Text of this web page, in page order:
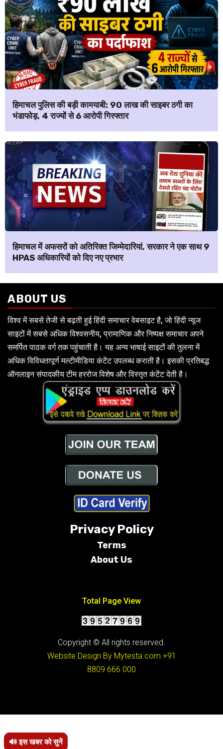
हिमाचल पुलिस की बड़ी कामयाबी: ₹90 लाख की साइबर ठगी का
भंडाफोड़, 4 राज्यों से 6 आरोपी गिरफ्तार
हिमाचल में अफसरों को अतिरिक्त जिम्मेदारियां, सरकार ने एक साथ 9
HPAS अधिकारियों को दिए नए प्रभार
ABOUT US
विश्व में सबसे तेजी से बढ़ती हुई हिंदी समाचार वेबसाइट है, जो हिंदी न्यूज
साइटों में सबसे अधिक विश्वसनीय, प्रामाणिक और निष्पक्ष समाचार अपने
समर्पित पाठक वर्ग तक पहुंचाती है। यह अन्य भाषाई साइटों की तुलना में
अधिक विविधतापूर्ण मल्टीमीडिया कंटेंट उपलब्ध कराती है। इसकी प्रतिबद्ध
ऑनलाइन संपादकीय टीम हररोज विशेष और विस्तृत कंटेंट देती है।
Privacy Policy
Terms
About Us
Total Page View
Copyright © All rights reserved.
Website Design By Mytesta.com +91
8809 666 000
🔊 इस खबर को सुनें